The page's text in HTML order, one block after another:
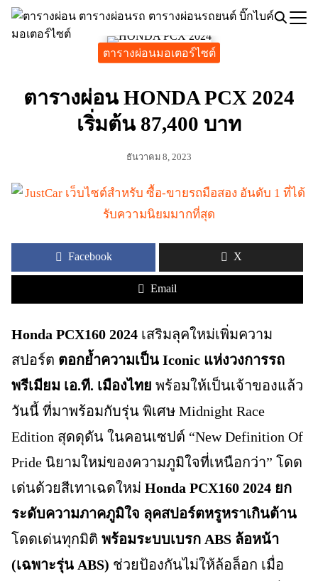
Skip
Search
ตารางผ่อนมอเตอร์ไซต์
ตารางผ่อน HONDA PCX 2024
เริ่มต้น 87,400 บาท
ธันวาคม 8, 2023
Facebook X
Email
Honda PCX160 2024 เสริมลุคใหม่เพิ่มความ
สปอร์ต ตอกย้ำความเป็น Iconic แห่งวงการรถ
พรีเมียม เอ.ที. เมืองไทย พร้อมให้เป็นเจ้าของแล้ว
วันนี้ ที่มาพร้อมกับรุ่น พิเศษ Midnight Race
Edition สุดดุดัน ในคอนเซปต์ “New Definition Of
Pride นิยามใหม่ของความภูมิใจที่เหนือกว่า” โดด
เด่นด้วยสีเทาเฉดใหม่ Honda PCX160 2024 ยก
ระดับความภาคภูมิใจ ลุคสปอร์ตหรูหราเกินต้าน
โดดเด่นทุกมิติ พร้อมระบบเบรก ABS ล้อหน้า
(เฉพาะรุ่น ABS) ช่วยป้องกันไม่ให้ล้อล็อก เมื่อ